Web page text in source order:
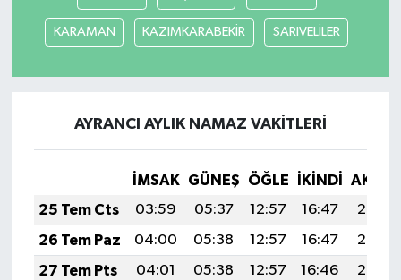
KARAMAN KAZIMKARABEKİR SARIVELİLER
AYRANCI AYLIK NAMAZ VAKITLERI
İMSAK GÜNEŞ ÖĞLE İKINDI
25 Tem Cts
03:59 05:37 12:57 16:47
20:07
26 Tem Paz
04:00 05:38 12:57 16:47
20:06
27 Tem Pts
04:01 05:38 12:57 16:46
20:05